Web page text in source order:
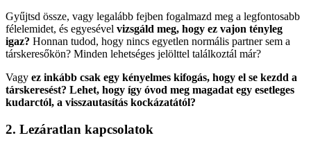
Gyűjtsd össze, vagy legalább fejben fogalmazd meg a legfontosabb
félelemidet, és egyesével vizsgáld meg, hogy ez vajon tényleg
igaz? Honnan tudod, hogy nincs egyetlen normális partner sem a
társkeresőkön? Minden lehetséges jelölttel találkoztál már?
Vagy ez inkább csak egy kényelmes kifogás, hogy el se kezdd a
társkeresést? Lehet, hogy így óvod meg magadat egy esetleges
kudarctól, a visszautasítás kockázatától?
2. Lezáratlan kapcsolatok